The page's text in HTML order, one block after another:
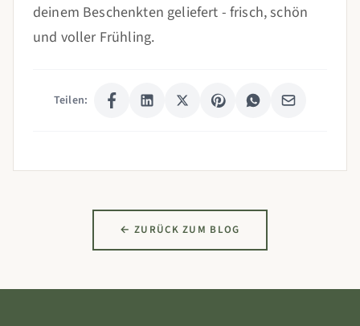
deinem Beschenkten geliefert - frisch, schön
und voller Frühling.
Teilen:
← ZURÜCK ZUM BLOG